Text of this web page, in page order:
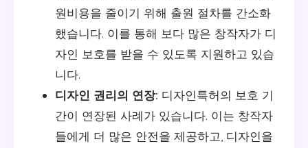
원비용을 줄이기 위해 출원 절차를 간소화
했습니다. 이를 통해 보다 많은 창작자가 디
자인 보호를 받을 수 있도록 지원하고 있습
니다.
디자인 권리의 연장: 디자인특허의 보호 기
간이 연장된 사례가 있습니다. 이는 창작자
들에게 더 많은 안전을 제공하고, 디자인을